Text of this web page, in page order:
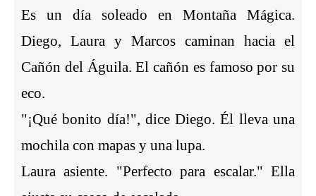
Es un día soleado en Montaña Mágica.
Diego, Laura y Marcos caminan hacia el
Cañón del Águila. El cañón es famoso por su
eco.
"¡Qué bonito día!", dice Diego. Él lleva una
mochila con mapas y una lupa.
Laura asiente. "Perfecto para escalar." Ella